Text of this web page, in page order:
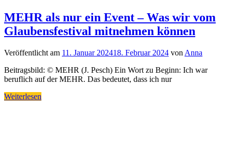
MEHR als nur ein Event – Was wir vom
Glaubensfestival mitnehmen können
Veröffentlicht am 11. Januar 202418. Februar 2024 von Anna
Beitragsbild: © MEHR (J. Pesch) Ein Wort zu Beginn: Ich war
beruflich auf der MEHR. Das bedeutet, dass ich nur
Weiterlesen